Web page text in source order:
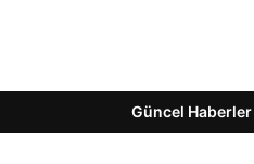
Güncel Haberler